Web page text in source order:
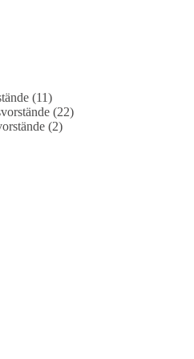
Anhalt findet am 6.
– jetzt müssen sie gesehen,
diebasissachsenanhalt/
(11)
(22)
(2)